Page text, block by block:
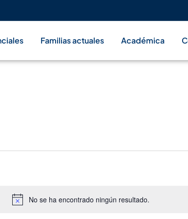
Familias actuales Académica
Aviso
No se ha encontrado ningún resultado.